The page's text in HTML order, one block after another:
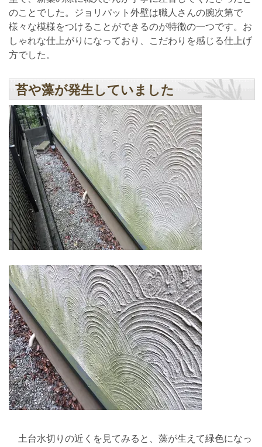
のことでした。ジョリパット外壁は職人さんの腕次第で
様々な模様をつけることができるのが特徴の一つです。お
しゃれな仕上がりになっており、こだわりを感じる仕上げ
方でした。
苔や藻が発生していました
土台水切りの近くを見てみると、藻が生えて緑色になっ